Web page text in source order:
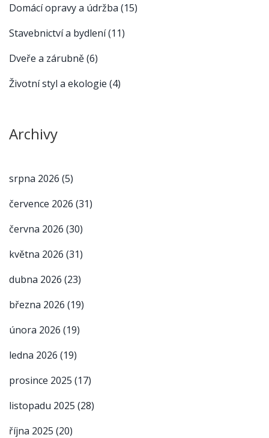
Domácí opravy a údržba (15)
Stavebnictví a bydlení(11)
Dveře a zárubně(6)
Životní styl a ekologie (4)
Archivy
srpna 2026 (5)
července 2026 (31)
června 2026 (30)
května 2026 (31)
dubna 2026 (23)
března 2026 (19)
února 2026 (19)
ledna 2026 (19)
prosince 2025 (17)
listopadu 2025 (28)
října 2025 (20)